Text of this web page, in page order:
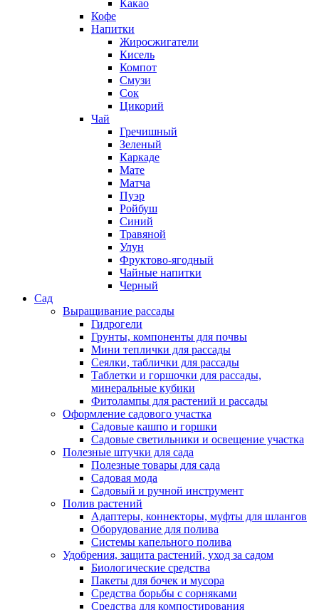
Какао
Кофе
Напитки
Жиросжигатели
Кисель
Компот
Смузи
Сок
Цикорий
Чай
Гречишный
Зеленый
Каркаде
Мате
Матча
Пуэр
Ройбуш
Синий
Травяной
Улун
Фруктово-ягодный
Чайные напитки
Черный
Сад
Выращивание рассады
Гидрогели
Грунты, компоненты для почвы
Мини теплички для рассады
Сеялки, таблички для рассады
Таблетки и горшочки для рассады,
минеральные кубики
Фитолампы для растений и рассады
Оформление садового участка
Садовые кашпо и горшки
Садовые светильники и освещение участка
Полезные штучки для сада
Полезные товары для сада
Садовая мода
Садовый и ручной инструмент
Полив растений
Адаптеры, коннекторы, муфты для шлангов
Оборудование для полива
Системы капельного полива
Удобрения, защита растений, уход за садом
Биологические средства
Пакеты для бочек и мусора
Средства борьбы с сорняками
Средства для компостирования